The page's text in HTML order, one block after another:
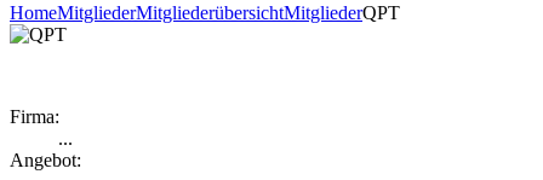
HomeMitgliederMitgliederübersichtMitgliederQPT
Firma:
...
Angebot: